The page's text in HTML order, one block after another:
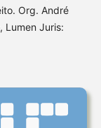
Org. André
Lumen Juris: